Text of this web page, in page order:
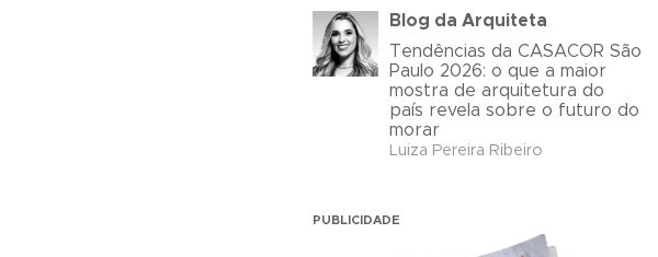
Blog da Arquiteta
Tendências da CASACOR São
Paulo 2026: o que a maior
mostra de arquitetura do
país revela sobre o futuro do
morar
Luiza Pereira Ribeiro
PUBLICIDADE